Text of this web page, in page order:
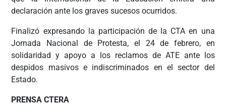
declaración ante los graves sucesos ocurridos.
Finalizó expresando la participación de la CTA en una
Jornada Nacional de Protesta, el 24 de febrero, en
solidaridad y apoyo a los reclamos de ATE ante los
despidos masivos e indiscriminados en el sector del
Estado.
PRENSA CTERA